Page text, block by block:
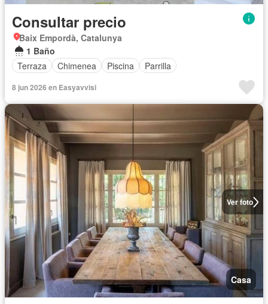
Consultar precio
Baix Empordà, Catalunya
1 Baño
Terraza
Chimenea Piscina Parrilla
8 jun 2026 en Easyavvisi
Ver foto
Casa